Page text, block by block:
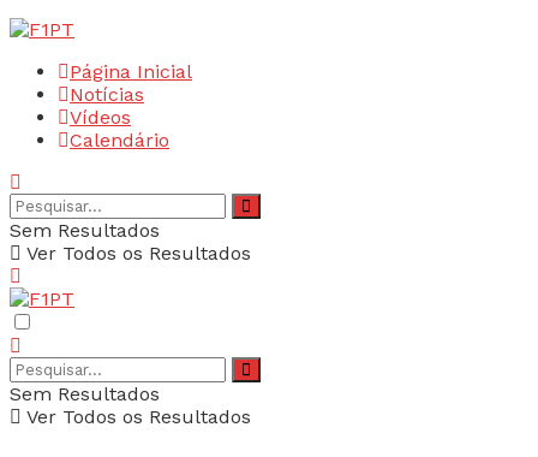
Página Inicial
Notícias
Vídeos
Calendário
Sem Resultados
Ver Todos os Resultados
Sem Resultados
Ver Todos os Resultados